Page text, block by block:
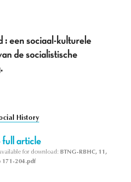
: een sociaal-kulturele
de socialistische
History
full article
for download: BTNG-RBHC, 11,
171-204.pdf